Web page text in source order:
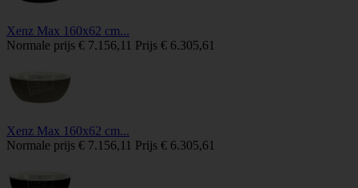
Xenz Max 160x62 cm...
Normale prijs € 7.156,11 Prijs € 6.305,61
Xenz Max 160x62 cm...
Normale prijs € 7.156,11 Prijs € 6.305,61